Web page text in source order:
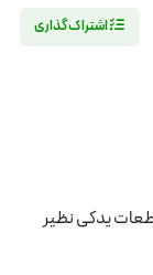
اشتراک گذاری
یدکی نظیر